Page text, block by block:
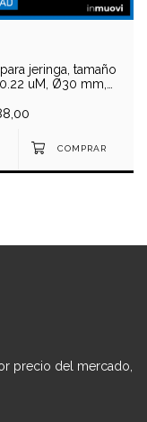
jeringa, tamaño
uM, Ø30 mm,
precio del mercado,